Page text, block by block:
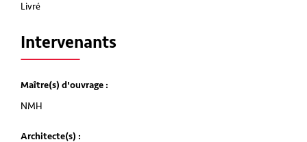
Livré
Intervenants
Maître(s) d'ouvrage :
NMH
Architecte(s) :